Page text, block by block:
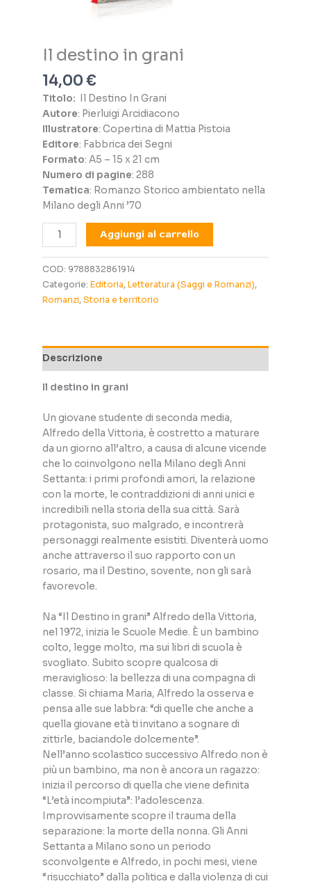
Il destino in grani
14,00€
Titolo:
Il Destino In Grani
Autore: Pierluigi Arcidiacono
Illustratore: Copertina di Mattia Pistoia
Editore: Fabbrica dei Segni
Formato: A5 – 15 x 21 cm
Numero di pagine: 288
Tematica: Romanzo Storico ambientato nella
Milano degli Anni ’70
destino
in
grani
quantità
Aggiungi al carrello
COD: 9788832861914
Categorie: Editoria, Letteratura (Saggi e Romanzi),
Romanzi, Storia e territorio
Descrizione
Il destino in grani
Un giovane studente di seconda media,
Alfredo della Vittoria, è costretto a maturare
da un giorno all’altro, a causa di alcune vicende
che lo coinvolgono nella Milano degli Anni
Settanta: i primi profondi amori, la relazione
con la morte, le contraddizioni di anni unici e
incredibili nella storia della sua città. Sarà
protagonista, suo malgrado, e incontrerà
personaggi realmente esistiti. Diventerà uomo
anche attraverso il suo rapporto con un
rosario, ma il Destino, sovente, non gli sarà
favorevole.
Na “Il Destino in grani” Alfredo della Vittoria,
nel 1972, inizia le Scuole Medie. È un bambino
colto, legge molto, ma sui libri di scuola è
svogliato. Subito scopre qualcosa di
meraviglioso: la bellezza di una compagna di
classe. Si chiama Maria, Alfredo la osserva e
pensa alle sue labbra: “di quelle che anche a
quella giovane età ti invitano a sognare di
zittirle, baciandole dolcemente”.
Nell’anno scolastico successivo Alfredo non è
più un bambino, ma non è ancora un ragazzo:
inizia il percorso di quella che viene definita
“L’età incompiuta”: l’adolescenza.
Improvvisamente scopre il trauma della
separazione: la morte della nonna. Gli Anni
Settanta a Milano sono un periodo
sconvolgente e Alfredo, in pochi mesi, viene
“risucchiato” dalla politica e dalla violenza di cui